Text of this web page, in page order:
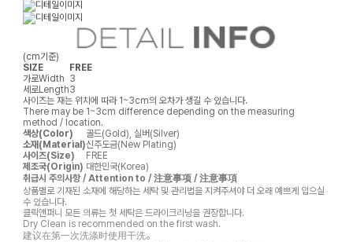
(cm기준)
SIZE
FREE
가로Width 3
세로Length3
사이즈는 재는 위치에 따라 1~3cm의 오차가 생길 수 있습니다.
There may be 1~3cm difference depending on the measuring
method / location.
색상(Color)
골드(Gold), 실버(Silver)
소재(Material)신주도금(New Plating)
사이즈(Size)
FREE
제조국(Origin) 대한민국(Korea)
취급시 주의사항 / Attention to / 注意事项 / 注意事項
상품별로 기재된 소재에 해당하는 세탁 및 관리법을 지켜주셔야 더 오래 예쁘게 입으실
수 있습니다.
클릭앤퍼니 모든 의류는 첫 세탁은 드라이크리닝을 권장합니다.
Dry Clean is recommended on the first wash.
建议在第一次洗涤时使用干洗。